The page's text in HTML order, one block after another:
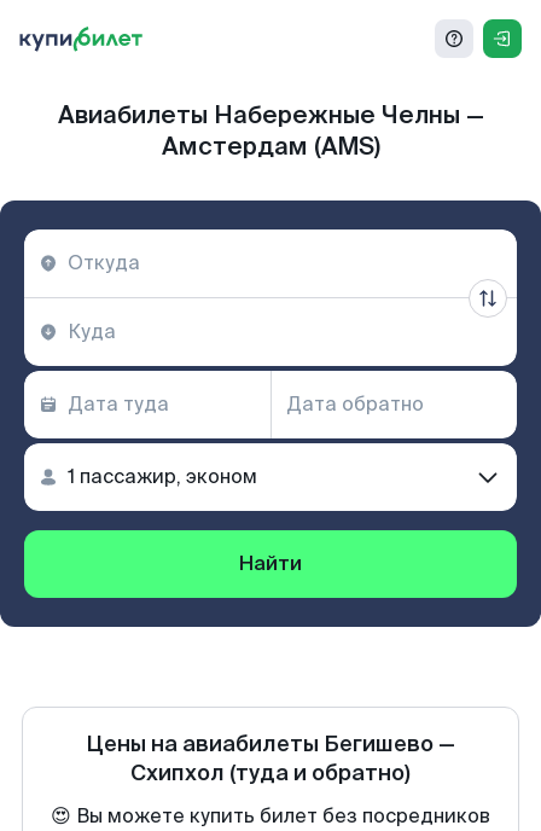
Авиабилеты Набережные Челны —
Амстердам (AMS)
Найти
Цены на авиабилеты Бегишево —
Схипхол (туда и обратно)
😍 Вы можете купить билет без посредников